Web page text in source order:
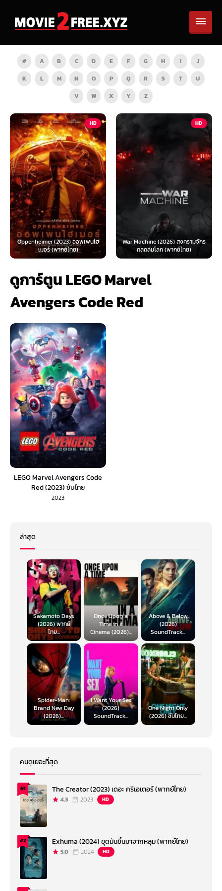
# A B C D E F G H I
J
K
L M N O P Q R S T
U
V
W X Y Z
HD
ออพเพนไฮ
ย์ไทย)
HD
War Machine (2026) สงครามจักร
กลถล่มโลก (พากย์ไทย)
The Day the Earth
Looney Tunes
ดูการ์ตูน LEGO Marvel
Avengers Code Red
LEGO Marvel Avengers Code
Red (2023) ซับไทย
2023
ล่าสุด
Sakamoto Days
(2026) พากย์
ไทย...
Once Upon a
Time in a
Cinema (2026)...
Above & Below
(2026)
SoundTrack...
Spider-Man:
Brand New Day
(2026)...
I Want Your Sex
(2026)
SoundTrack...
One Night Only
(2026) ซับไทย...
คนดูเยอะที่สุด
#1 The Creator (2023) เดอะ ครีเอเตอร์ (พากย์ไทย)
4.3 2023 HD
#2 Exhuma (2024) ขุดมันขึ้นมาจากหลุม (พากย์ไทย)
5.0 2024 HD